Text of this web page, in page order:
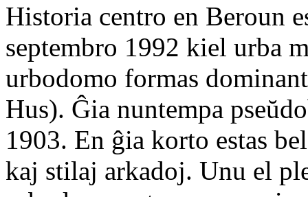
Historia centro en Beroun
septembro 1992 kiel urba
urbodomo formas
Hus). Ĝia nuntempa
1903. En ĝia korto estas
kaj stilaj arkadoj. Unu el